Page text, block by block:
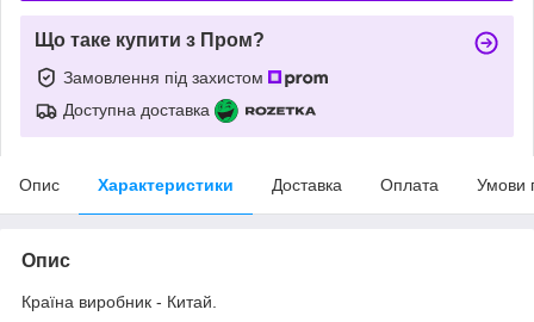
Що таке купити з Пром?
Замовлення під захистом
Доступна доставка
Опис Характеристики Доставка Оплата Умови
Опис
Країна виробник - Китай.